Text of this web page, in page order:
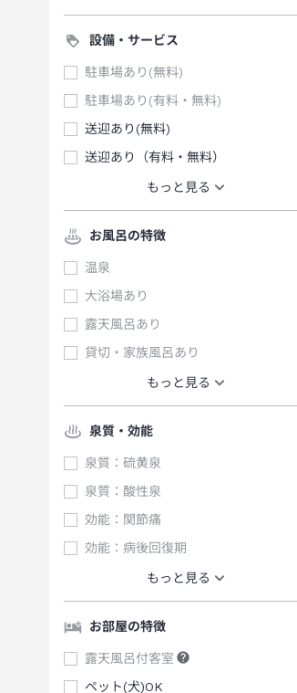
設備・サービス
駐車場あり(無料)
駐車場あり(有料・無料)
送迎あり(無料)
送迎あり（有料・無料）
もっと見る
お風呂の特徴
温泉
大浴場あり
露天風呂あり
貸切・家族風呂あり
もっと見る
泉質・効能
泉質：硫黄泉
泉質：酸性泉
効能：関節痛
効能：病後回復期
もっと見る
お部屋の特徴
露天風呂付客室
ペット(犬)OK